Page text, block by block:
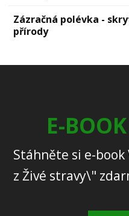
Zázračná polévka -
přírody
E-
Stáhněte si e-
z Živé stravy\"